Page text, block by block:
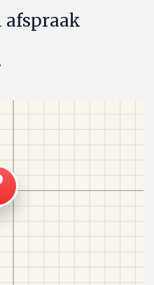
afspraak